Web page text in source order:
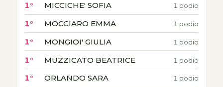
1° MICCICHE' SOFIA 1 podio
1° MOCCIARO EMMA 1 podio
1° MONGIOI' GIULIA 1 podio
1° MUZZICATO BEATRICE 1 podio
1° ORLANDO SARA 1 podio